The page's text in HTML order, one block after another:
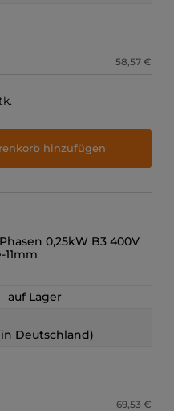
58,57 €
hinzufügen
0,25kW B3 400V
auf Lager
Deutschland)
69,53 €